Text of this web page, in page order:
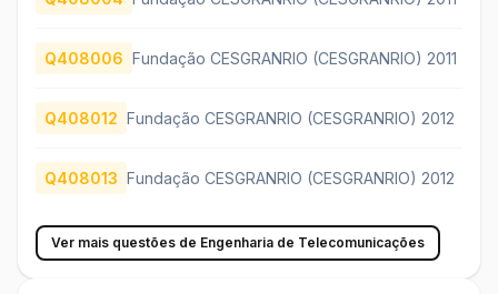
Q408006 Fundação CESGRANRIO (CESGRANRIO) 2011
Q408012 Fundação CESGRANRIO (CESGRANRIO) 2012
Q408013 Fundação CESGRANRIO (CESGRANRIO) 2012
Ver mais questões de Engenharia de Telecomunicações